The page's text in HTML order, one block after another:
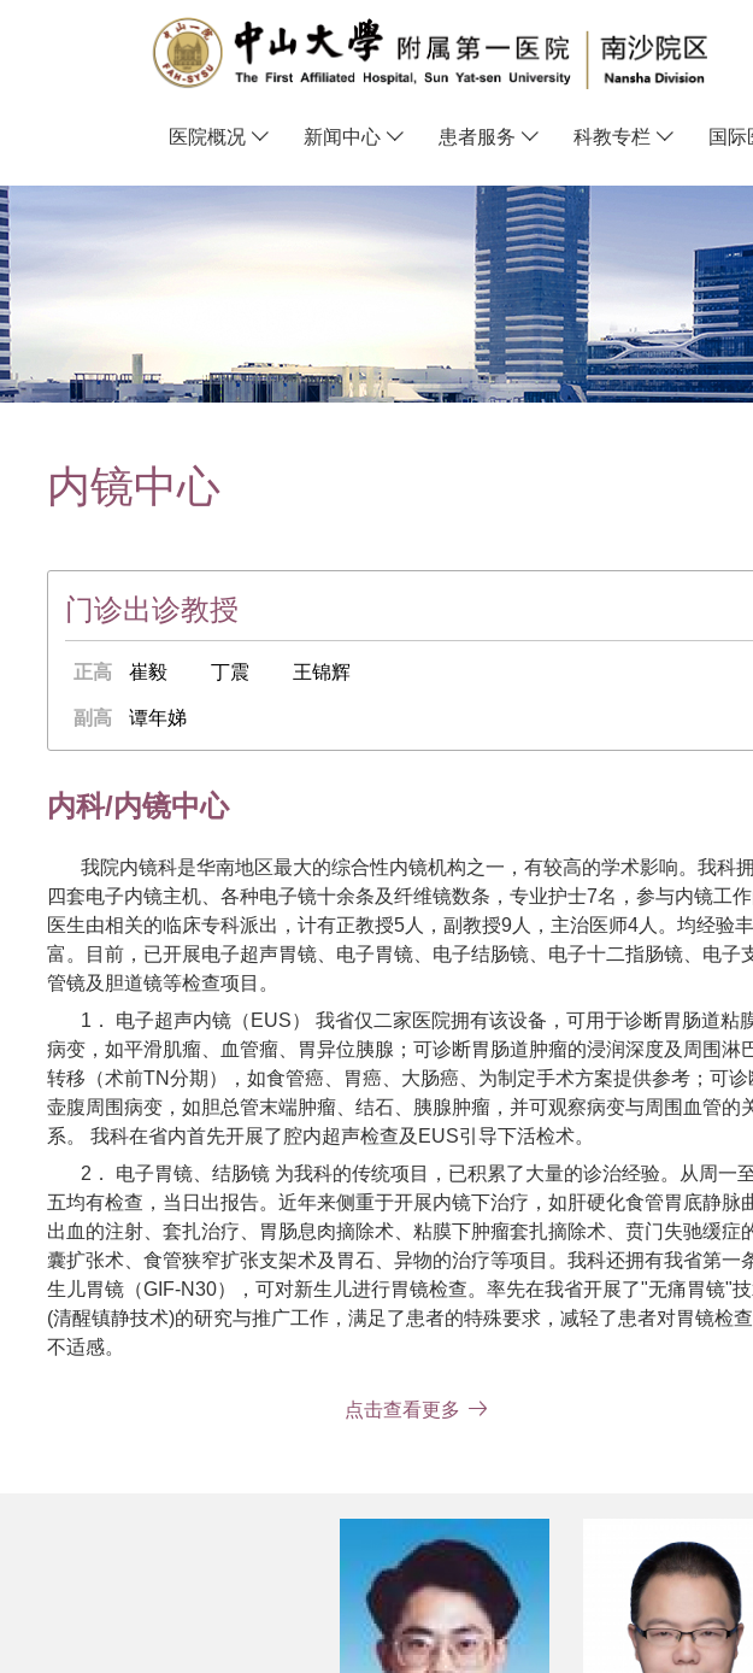
医院概况 新闻中心 患者服务 科教专栏 国际
航
迹
内镜中心
门诊出诊教授
正高 崔毅 丁震 王锦辉
副高 谭年娣
内科/内镜中心
我院内镜科是华南地区最大的综合性内镜机构之一，有较高的学术影响。我科
四套电子内镜主机、各种电子镜十余条及纤维镜数条，专业护士7名，参与内镜工
医生由相关的临床专科派出，计有正教授5人，副教授9人，主治医师4人。均经验丰
富。目前，已开展电子超声胃镜、电子胃镜、电子结肠镜、电子十二指肠镜、电子
管镜及胆道镜等检查项目。
1． 电子超声内镜（EUS） 我省仅二家医院拥有该设备，可用于诊断胃肠道粘
病变，如平滑肌瘤、血管瘤、胃异位胰腺；可诊断胃肠道肿瘤的浸润深度及周围淋
转移（术前TN分期），如食管癌、胃癌、大肠癌、为制定手术方案提供参考；可诊
壶腹周围病变，如胆总管末端肿瘤、结石、胰腺肿瘤，并可观察病变与周围血管的
系。 我科在省内首先开展了腔内超声检查及EUS引导下活检术。
2． 电子胃镜、结肠镜 为我科的传统项目，已积累了大量的诊治经验。从周一
五均有检查，当日出报告。近年来侧重于开展内镜下治疗，如肝硬化食管胃底静脉
出血的注射、套扎治疗、胃肠息肉摘除术、粘膜下肿瘤套扎摘除术、贲门失驰缓症
囊扩张术、食管狭窄扩张支架术及胃石、异物的治疗等项目。我科还拥有我省第一
生儿胃镜（GIF-N30），可对新生儿进行胃镜检查。率先在我省开展了"无痛胃镜"
(清醒镇静技术)的研究与推广工作，满足了患者的特殊要求，减轻了患者对胃镜检
不适感。
疸、胆管癌、胰腺癌、慢性胰腺炎等。特别是用于胆总管结石的治疗，具有不用开
4． 电子支气管镜 近年来开展了多项新技术，如肺泡灌洗 、支架术、肺穿刺活
点击查看更多